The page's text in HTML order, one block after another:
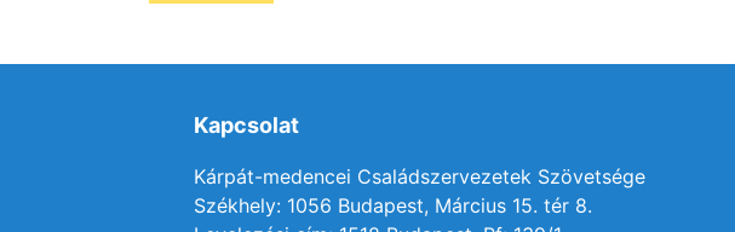
Kapcsolat
Kárpát-medencei Családszervezetek Szövetsége
Székhely: 1056 Budapest, Március 15. tér 8.